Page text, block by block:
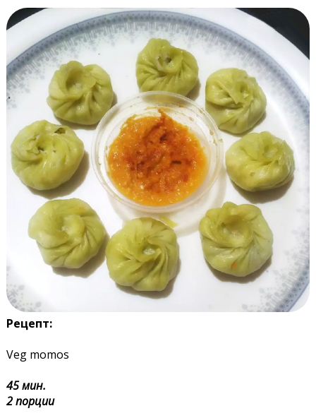
Рецепт:
Veg momos
45 мин.
2 порции